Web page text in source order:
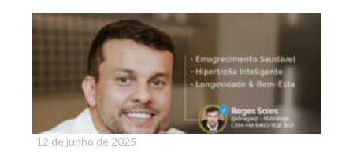
12 de junho de 2025